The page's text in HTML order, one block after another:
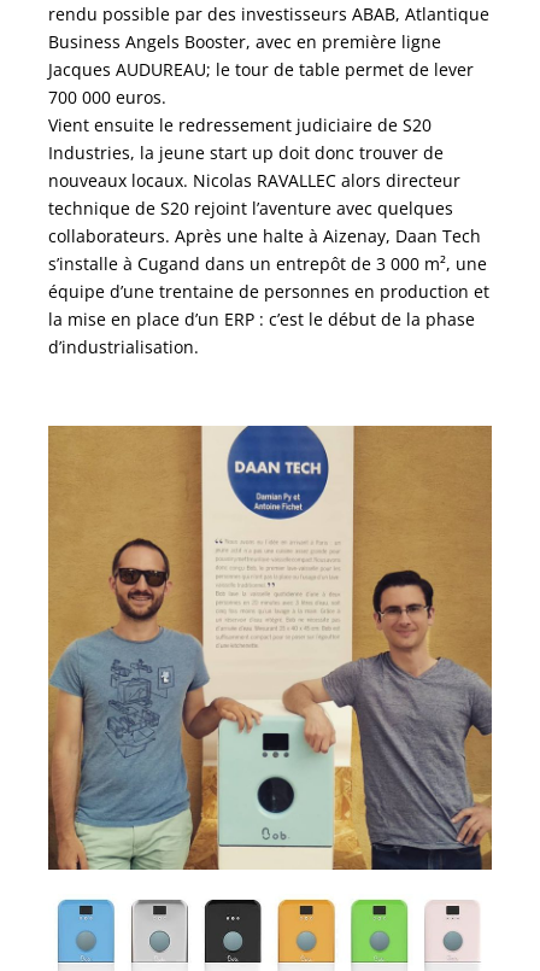
rendu possible par des investisseurs ABAB, Atlantique
Business Angels Booster, avec en première ligne
Jacques AUDUREAU; le tour de table permet de lever
700 000 euros.
Vient ensuite le redressement judiciaire de S20
Industries, la jeune start up doit donc trouver de
nouveaux locaux. Nicolas RAVALLEC alors directeur
technique de S20 rejoint l’aventure avec quelques
collaborateurs. Après une halte à Aizenay, Daan Tech
s’installe à Cugand dans un entrepôt de 3 000 m², une
équipe d’une trentaine de personnes en production et
la mise en place d’un ERP : c’est le début de la phase
d’industrialisation.